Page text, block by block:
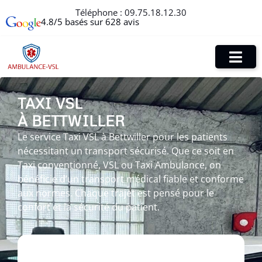
Téléphone : 09.75.18.12.30
4.8/5 basés sur 628 avis
TAXI VSL
À BETTWILLER
Le service Taxi VSL à Bettwiller pour les patients
nécessitant un transport sécurisé. Que ce soit en
Taxi conventionné, VSL ou Taxi Ambulance, on
bénéficie d’un transport médical fiable et conforme
aux normes. Chaque trajet est pensé pour le
confort et la sécurité du patient.